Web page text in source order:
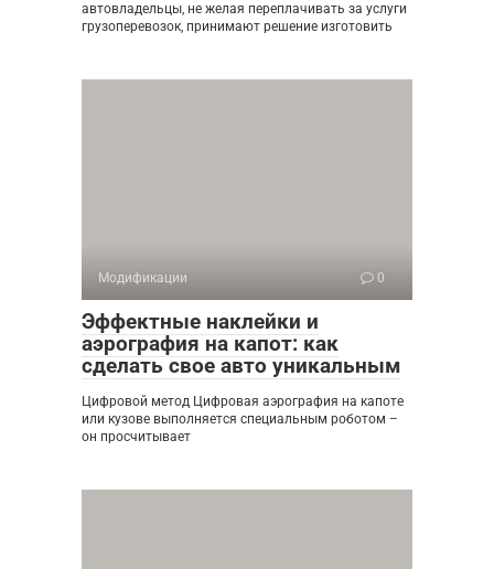
автовладельцы, не желая переплачивать за услуги
грузоперевозок, принимают решение изготовить
Модификации 0
Эффектные наклейки и
аэрография на капот: как
сделать свое авто уникальным
Цифровой метод Цифровая аэрография на капоте
или кузове выполняется специальным роботом –
он просчитывает